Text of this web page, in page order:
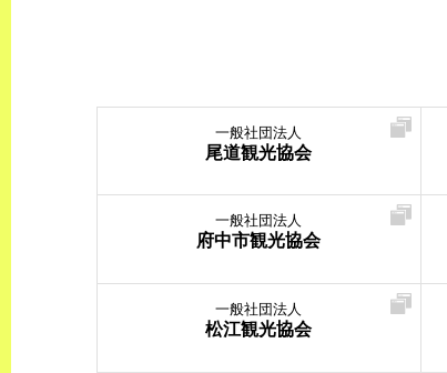
一般社団法人
尾道観光協会
一般社団法人
府中市観光協会
一般社団法人
松江観光協会